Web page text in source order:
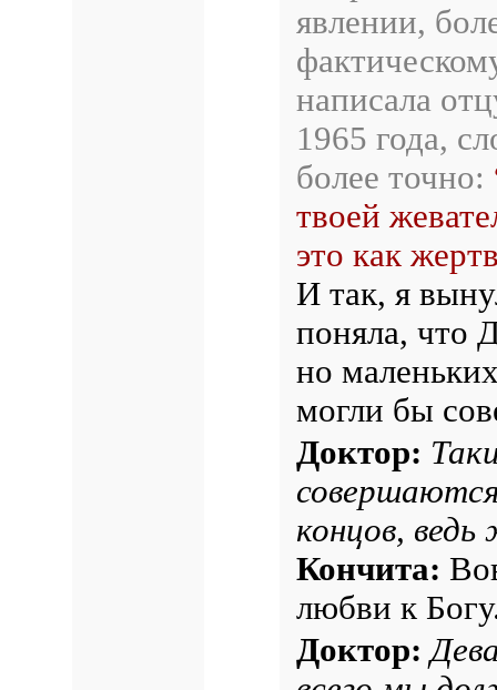
явлении,
написала
1965 года,
более точно:
твоей
это как
И так, я
поняла, что
но
могли бы
Доктор:
концов,
Кончита:
любви к
Доктор: